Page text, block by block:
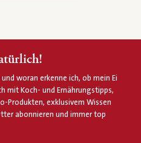
woran erkenne ich, ob mein Ei
mit Koch- und Ernährungstipps,
Produkten, exklusivem Wissen
abonnieren und immer top